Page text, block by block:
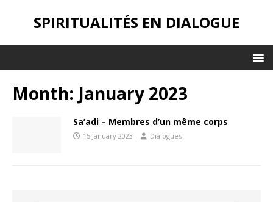
SPIRITUALITÉS EN DIALOGUE
Month: January 2023
Sa’adi – Membres d’un même corps
15 January 2023 Dialogues